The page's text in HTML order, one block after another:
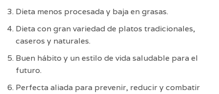
Dieta menos procesada y baja en grasas.
Dieta con gran variedad de platos tradicionales,
caseros y naturales.
Buen hábito y un estilo de vida saludable para el
futuro.
Perfecta aliada para prevenir, reducir y combatir